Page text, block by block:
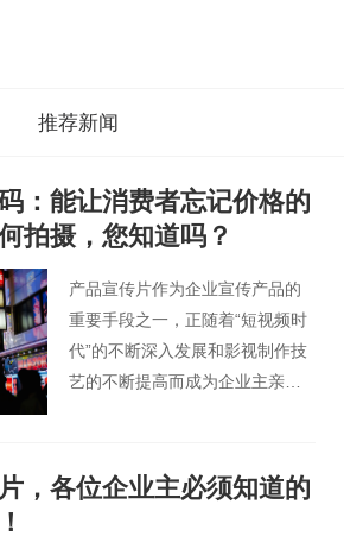
推荐新闻
：能让消费者忘记价格的
拍摄，您知道吗？
产品宣传片作为企业宣传产品的
重要手段之一，正随着“短视频时
代”的不断深入发展和影视制作技
艺的不断提高而成为企业主亲睐
生“情感共鸣”，更能在宣传产品的
同时，引起广泛的关注，获得更
，各位企业主必须知道的